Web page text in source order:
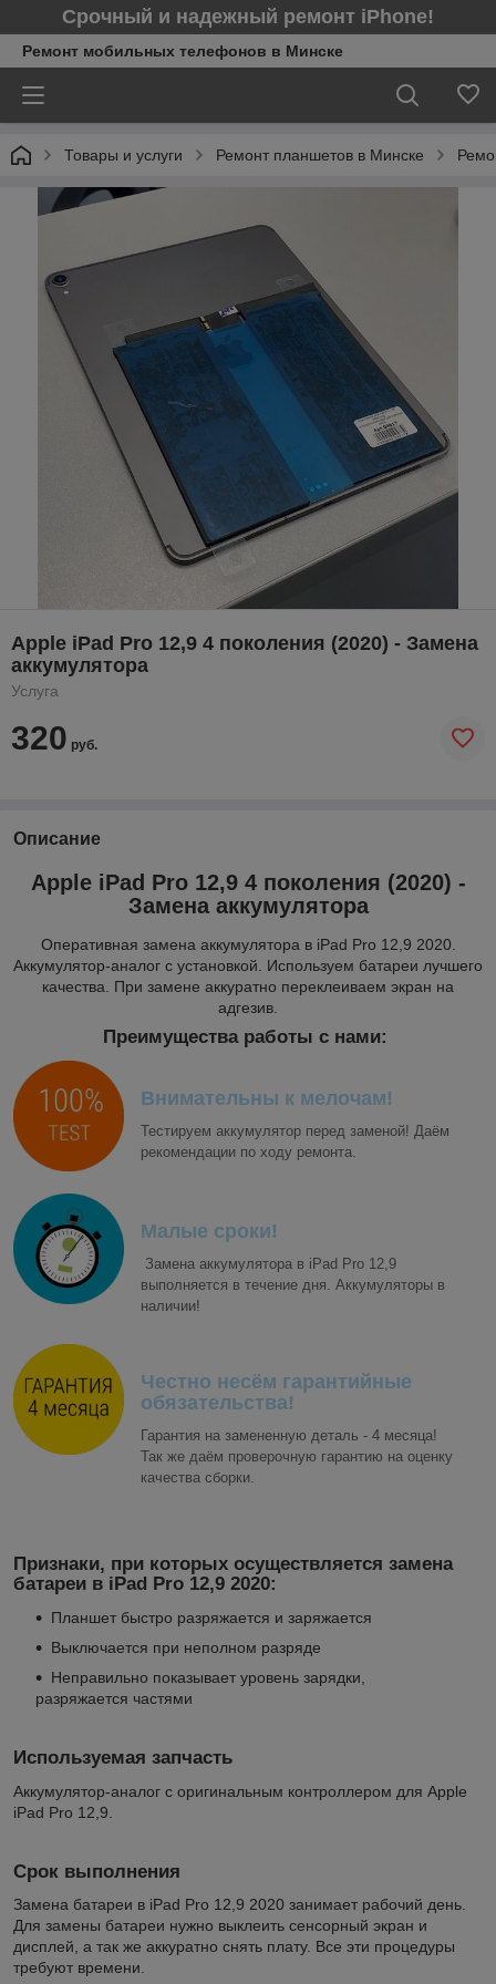
Срочный и надежный ремонт iPhone!
Ремонт мобильных телефонов в Минcке
Товары и услуги Ремонт планшетов в Минске
Apple iPad Pro 12,9 4 поколения (2020) - Замена
аккумулятора
Услуга
320 руб.
Описание
Apple iPad Pro 12,9 4 поколения (2020) -
Замена аккумулятора
Оперативная замена аккумулятора в iPad Pro 12,9 2020.
Аккумулятор-аналог с установкой. Используем батареи лучшего
качества. При замене аккуратно переклеиваем экран на
адгезив.
Преимущества работы с нами:
Внимательны к мелочам!
Тестируем аккумулятор перед заменой! Даём
рекомендации по ходу ремонта.
Малые сроки!
Замена аккумулятора в iPad Pro 12,9
выполняется в течение дня. Аккумуляторы в
наличии!
Честно несём гарантийные
обязательства!
Гарантия на замененную деталь - 4 месяца!
Так же даём проверочную гарантию на оценку
качества сборки.
Признаки, при которых осуществляется замена
батареи в iPad Pro 12,9 2020:
Планшет быстро разряжается и заряжается
Выключается при неполном разряде
Неправильно показывает уровень зарядки,
разряжается частями
Используемая запчасть
Аккумулятор-аналог с оригинальным контроллером для Apple
iPad Pro 12,9.
Срок выполнения
Замена батареи в iPad Pro 12,9 2020 занимает рабочий день.
Для замены батареи нужно выклеить сенсорный экран и
дисплей, а так же аккуратно снять плату. Все эти процедуры
требуют времени.